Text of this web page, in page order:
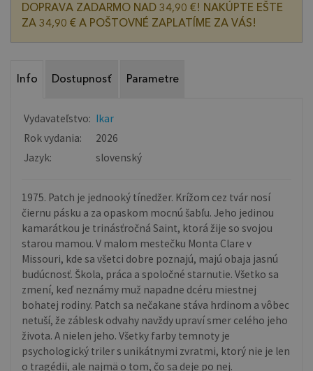
DOPRAVA ZADARMO NAD 34,90 €! NAKÚPTE EŠTE
ZA 34,90 € A POŠTOVNÉ ZAPLATÍME ZA VÁS!
Info Dostupnosť Parametre
Vydavateľstvo: Ikar
Rok vydania:
2026
Jazyk:
slovenský
1975. Patch je jednooký tínedžer. Krížom cez tvár nosí
čiernu pásku a za opaskom mocnú šabľu. Jeho jedinou
kamarátkou je trinásťročná Saint, ktorá žije so svojou
starou mamou. V malom mestečku Monta Clare v
Missouri, kde sa všetci dobre poznajú, majú obaja jasnú
budúcnosť. Škola, práca a spoločné starnutie. Všetko sa
zmení, keď neznámy muž napadne dcéru miestnej
bohatej rodiny. Patch sa nečakane stáva hrdinom a vôbec
netuší, že záblesk odvahy navždy upraví smer celého jeho
života. A nielen jeho. Všetky farby temnoty je
psychologický triler s unikátnymi zvratmi, ktorý nie je len
o tragédii, ale najmä o tom, čo sa deje po nej.